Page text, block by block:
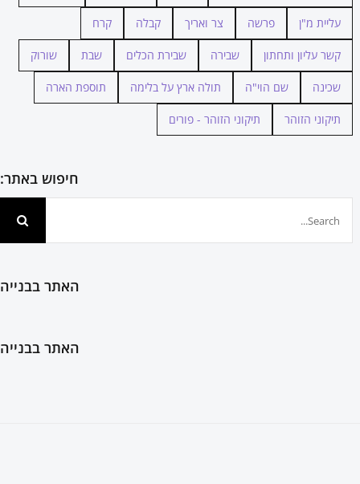
עליית מ"ן פרשה צר ואריך קבלה קרח
קשר עליון ותחתון שבירה שבירת הכלים שבת שורוק
שכינה שם הוי"ה תולה ארץ על בלימה תוספת הארה
תיקוני הזוהר תיקוני הזוהר - פורים
חיפוש באתר:
האתר בבנייה
האתר בבנייה